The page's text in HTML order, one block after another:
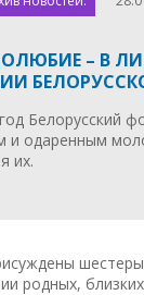
– В
Белорусский
и одаренным
их.
родных,